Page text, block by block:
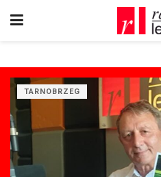
TARNOBRZEG